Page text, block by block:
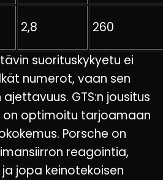
2,8
260
suorituskykyetu ei
numerot, vaan sen
GTS:n jousitus
optimoitu tarjoamaan
Porsche on
reagointia,
jopa keinotekoisen